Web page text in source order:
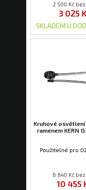
2 500 Kč bez
3 025
SKLADEM U
Kruhové osvětlení
ramenem KERN
Použitelné pro
8 640 Kč bez
10 455